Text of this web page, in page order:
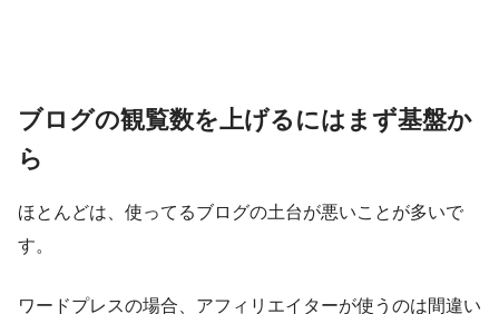
ブログの観覧数を上げるにはまず基盤か
ら
ほとんどは、使ってるブログの土台が悪いことが多いで
す。
ワードプレスの場合、アフィリエイターが使うのは間違い